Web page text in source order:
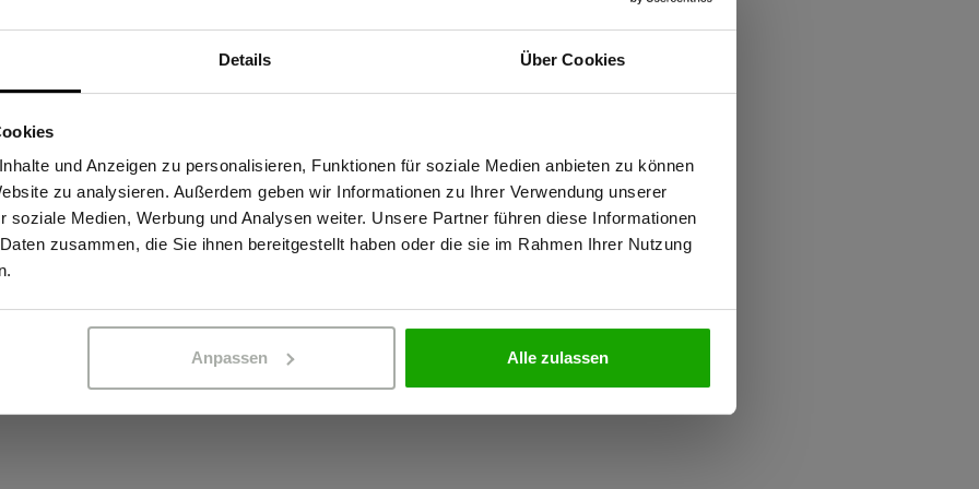
Details Über Cookies
und Anzeigen zu personalisieren, Funktionen für soziale Medien anbieten zu können
zu analysieren. Außerdem geben wir Informationen zu Ihrer Verwendung unserer
soziale Medien, Werbung und Analysen weiter. Unsere Partner führen diese Informationen
zusammen, die Sie ihnen bereitgestellt haben oder die sie im Rahmen Ihrer Nutzung
Anpassen Alle zulassen
Robuste und zuverlässige
trotz 60?°C Waschbarkeit
sowie soziale (Fair
Behandlung noch eins
nicht nur bequem
stattet man Mitarbeiter ideal
behandelt, welches
das behandelte
die Vermehrung von Bakterien
und zum
Die Wirkung bleibt bis
Bio-Baumwolle für höchsten Tragekomfort
OEKO-TEX® zertifiziert
Sind Sie Gewerbetreibender?
dass ich Gewerbetreibender bin. Alle Preise werden netto ausgewiesen.
PRIVATPERSON